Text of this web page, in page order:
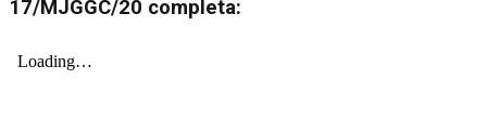
17/MJGGC/20 completa: